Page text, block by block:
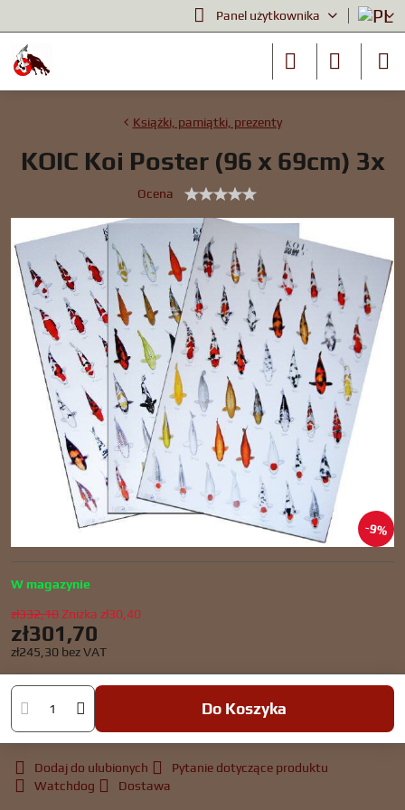
Panel użytkownika
9%
Książki, pamiątki, prezenty
KOIC Koi Poster (96 x 69cm) 3x
Ocena
W magazynie
zł332,10Zniżka zł30,40
zł301,70
zł245,30 bez VAT
Do Koszyka
Dodaj do ulubionych
Pytanie dotyczące produktu
Watchdog
Dostawa